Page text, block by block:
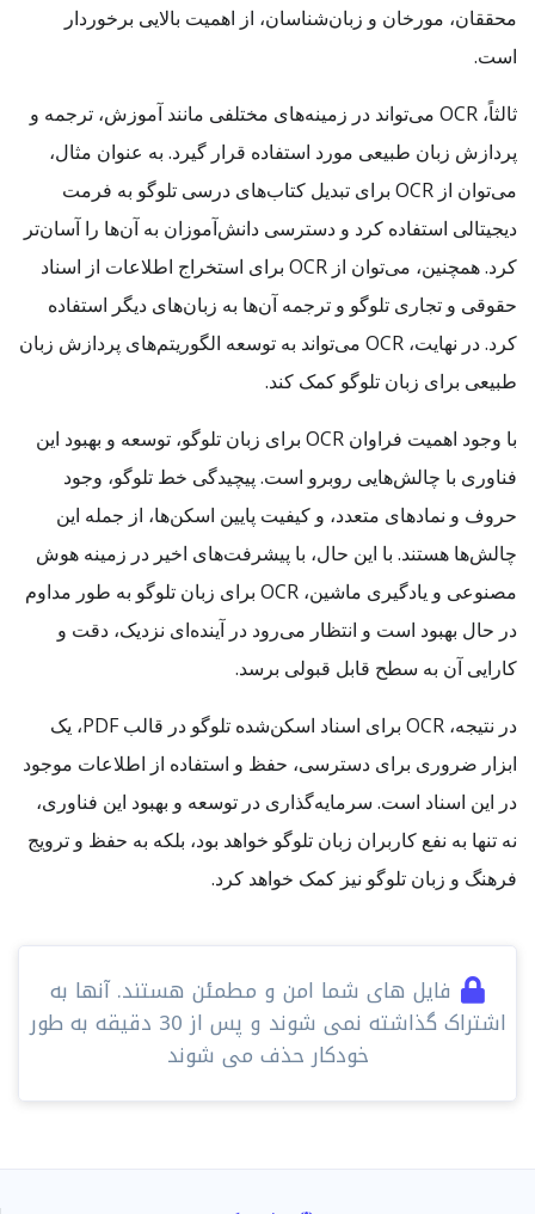
محققان، مورخان و زبان‌شناسان، از اهمیت بالایی برخوردار
است.
ثالثاً، OCR می‌تواند در زمینه‌های مختلفی مانند آموزش، ترجمه و
پردازش زبان طبیعی مورد استفاده قرار گیرد. به عنوان مثال،
می‌توان از OCR برای تبدیل کتاب‌های درسی تلوگو به فرمت
دیجیتالی استفاده کرد و دسترسی دانش‌آموزان به آن‌ها را آسان‌تر
کرد. همچنین، می‌توان از OCR برای استخراج اطلاعات از اسناد
حقوقی و تجاری تلوگو و ترجمه آن‌ها به زبان‌های دیگر استفاده
کرد. در نهایت، OCR می‌تواند به توسعه الگوریتم‌های پردازش زبان
طبیعی برای زبان تلوگو کمک کند.
با وجود اهمیت فراوان OCR برای زبان تلوگو، توسعه و بهبود این
فناوری با چالش‌هایی روبرو است. پیچیدگی خط تلوگو، وجود
حروف و نمادهای متعدد، و کیفیت پایین اسکن‌ها، از جمله این
چالش‌ها هستند. با این حال، با پیشرفت‌های اخیر در زمینه هوش
مصنوعی و یادگیری ماشین، OCR برای زبان تلوگو به طور مداوم
در حال بهبود است و انتظار می‌رود در آینده‌ای نزدیک، دقت و
کارایی آن به سطح قابل قبولی برسد.
در نتیجه، OCR برای اسناد اسکن‌شده تلوگو در قالب PDF، یک
ابزار ضروری برای دسترسی، حفظ و استفاده از اطلاعات موجود
در این اسناد است. سرمایه‌گذاری در توسعه و بهبود این فناوری،
نه تنها به نفع کاربران زبان تلوگو خواهد بود، بلکه به حفظ و ترویج
فرهنگ و زبان تلوگو نیز کمک خواهد کرد.
فایل های شما امن و مطمئن هستند. آنها به
اشتراک گذاشته نمی شوند و پس از 30 دقیقه به طور
خودکار حذف می شوند